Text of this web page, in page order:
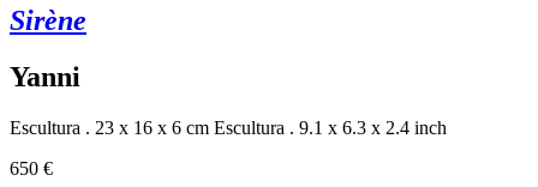
Sirène
Yanni
Escultura . 23 x 16 x 6 cm Escultura . 9.1 x 6.3 x 2.4 inch
650 €